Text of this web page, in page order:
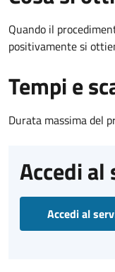
Quando il
positivamente si
Tempi e
Durata massima del
Accedi al
Accedi al